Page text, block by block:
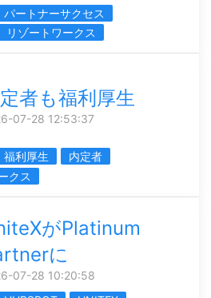
パートナーサクセス
リゾートワークス
者も福利厚生
07-28 12:53:37
福利厚生
内定者
クス
がPlatinum
に
07-28 10:20:58